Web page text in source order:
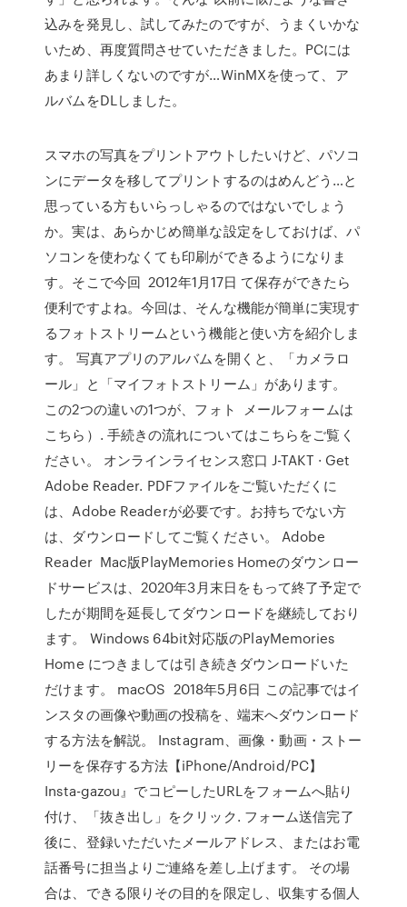
込みを発見し、試してみたのですが、うまくいかな
いため、再度質問させていただきました。PCには
あまり詳しくないのですが…WinMXを使って、ア
ルバムをDLしました。
スマホの写真をプリントアウトしたいけど、パソコ
ンにデータを移してプリントするのはめんどう…と
思っている方もいらっしゃるのではないでしょう
か。実は、あらかじめ簡単な設定をしておけば、パ
ソコンを使わなくても印刷ができるようになりま
す。そこで今回 2012年1月17日 て保存ができたら
便利ですよね。今回は、そんな機能が簡単に実現す
るフォトストリームという機能と使い方を紹介しま
す。 写真アプリのアルバムを開くと、「カメラロ
ール」と「マイフォトストリーム」があります。
この2つの違いの1つが、フォト メールフォームは
こちら）. 手続きの流れについてはこちらをご覧く
ださい。 オンラインライセンス窓口 J-TAKT · Get
Adobe Reader. PDFファイルをご覧いただくに
は、Adobe Readerが必要です。お持ちでない方
は、ダウンロードしてご覧ください。 Adobe
Reader Mac版PlayMemories Homeのダウンロー
ドサービスは、2020年3月末日をもって終了予定で
したが期間を延長してダウンロードを継続しており
ます。 Windows 64bit対応版のPlayMemories
Home につきましては引き続きダウンロードいた
だけます。 macOS 2018年5月6日 この記事ではイ
ンスタの画像や動画の投稿を、端末へダウンロード
する方法を解説。 Instagram、画像・動画・ストー
リーを保存する方法【iPhone/Android/PC】
Insta-gazou』でコピーしたURLをフォームへ貼り
付け、「抜き出し」をクリック. フォーム送信完了
後に、登録いただいたメールアドレス、またはお電
話番号に担当よりご連絡を差し上げます。 その場
合は、できる限りその目的を限定し、収集する個人